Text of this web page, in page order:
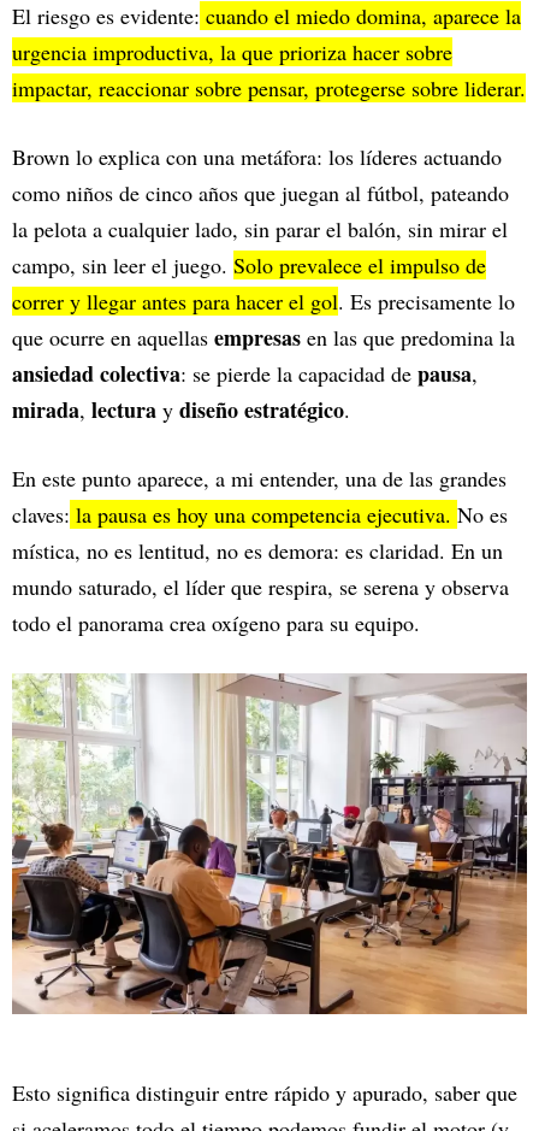
El riesgo es evidente: cuando el miedo domina, aparece la
urgencia improductiva, la que prioriza hacer sobre
impactar, reaccionar sobre pensar, protegerse sobre liderar.
Brown lo explica con una metáfora: los líderes actuando
como niños de cinco años que juegan al fútbol, pateando
la pelota a cualquier lado, sin parar el balón, sin mirar el
campo, sin leer el juego. Solo prevalece el impulso de
correr y llegar antes para hacer el gol. Es precisamente lo
que ocurre en aquellas empresas en las que predomina la
ansiedad colectiva: se pierde la capacidad de pausa,
mirada, lectura y diseño estratégico.
En este punto aparece, a mi entender, una de las grandes
claves: la pausa es hoy una competencia ejecutiva. No es
mística, no es lentitud, no es demora: es claridad. En un
mundo saturado, el líder que respira, se serena y observa
todo el panorama crea oxígeno para su equipo.
Esto significa distinguir entre rápido y apurado, saber que